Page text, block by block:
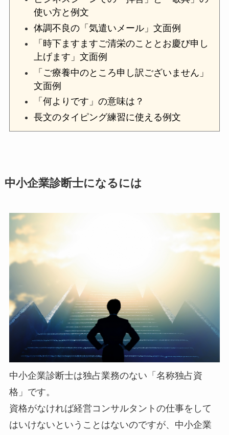
使い方と例文
体調不良の「気遣いメール」文面例
「時下ますますご清栄のこととお慶び申し
上げます」文面例
「ご療養中のところ申し訳ございません」
文面例
「何よりです」の意味は？
長文のタイピング練習に使える例文
中小企業診断士になるには
中小企業診断士は独占業務のない「名称独占資
格」です。
資格がなければ経営コンサルタントの仕事をして
はいけないということはないのですが、 中小企業